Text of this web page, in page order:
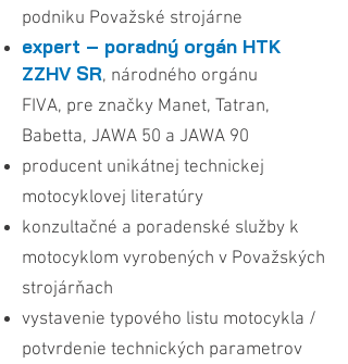
podniku Považské strojárne
expert – poradný orgán HTK
ZZHV SR, národného orgánu
FIVA, pre značky Manet, Tatran,
Babetta, JAWA 50 a JAWA 90
producent unikátnej technickej
motocyklovej literatúry
konzultačné a poradenské služby k
motocyklom vyrobených v Považských
strojárňach
vystavenie typového listu motocykla /
potvrdenie technických parametrov